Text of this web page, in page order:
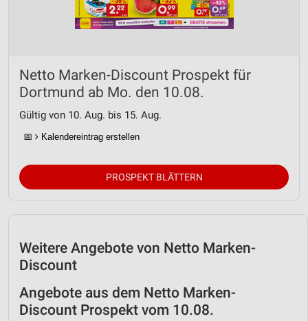
Netto Marken-Discount Prospekt für
Dortmund ab Mo. den 10.08.
Gültig von 10. Aug. bis 15. Aug.
📅 Kalendereintrag erstellen
PROSPEKT BLÄTTERN
Weitere Angebote von Netto Marken-
Discount
Angebote aus dem Netto Marken-
Discount Prospekt vom 10.08.